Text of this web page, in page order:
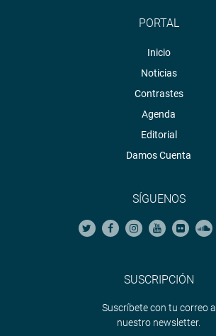
PORTAL
Inicio
Noticias
Contrastes
Agenda
Editorial
Damos Cuenta
SÍGUENOS
SUSCRIPCIÓN
Suscríbete con tu correo a
nuestro newsletter.